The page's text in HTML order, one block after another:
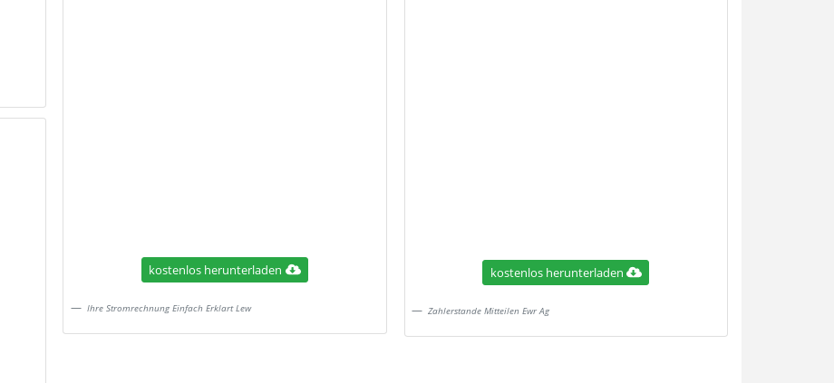
kostenlos herunterladen
Ihre Stromrechnung Einfach Erklart Lew
kostenlos herunterladen
Zahlerstande Mitteilen Ewr Ag